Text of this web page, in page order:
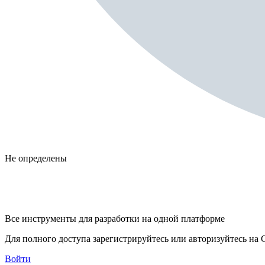
Не определены
Все инструменты для разработки на одной платформе
Для полного доступа зарегистрируйтесь или авторизуйтесь на
Войти